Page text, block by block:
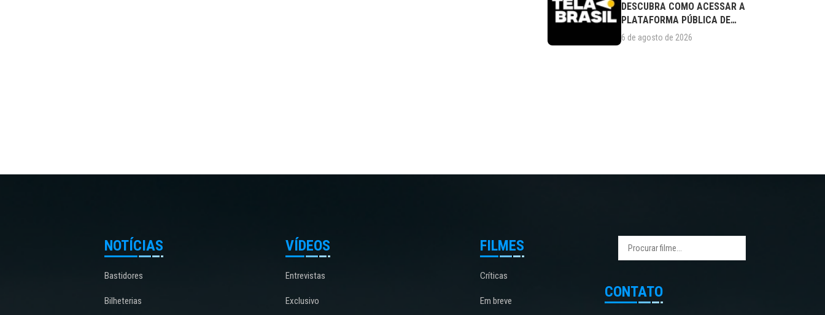
DESCUBRA COMO ACESSAR A
PLATAFORMA PÚBLICA DE
STREAMING
6 de agosto de 2026
NOTÍCIAS
Bastidores
Bilheterias
VÍDEOS
Entrevistas
Exclusivo
FILMES
Críticas
Em breve
CONTATO